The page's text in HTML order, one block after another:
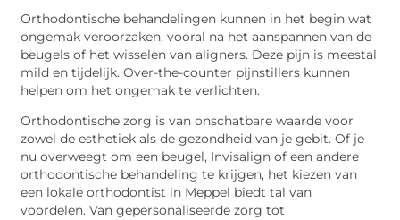
Orthodontische behandelingen kunnen in het begin wat
ongemak veroorzaken, vooral na het aanspannen van de
beugels of het wisselen van aligners. Deze pijn is meestal
mild en tijdelijk. Over-the-counter pijnstillers kunnen
helpen om het ongemak te verlichten.
Orthodontische zorg is van onschatbare waarde voor
zowel de esthetiek als de gezondheid van je gebit. Of je
nu overweegt om een beugel, Invisalign of een andere
orthodontische behandeling te krijgen, het kiezen van
een lokale orthodontist in Meppel biedt tal van
voordelen. Van gepersonaliseerde zorg tot